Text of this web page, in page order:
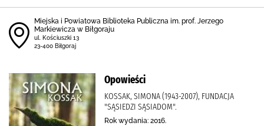
Miejska i Powiatowa Biblioteka Publiczna im. prof. Jerzego
Markiewicza w Biłgoraju
ul. Kościuszki 13
23-400 Biłgoraj
Opowieści
KOSSAK, SIMONA (1943-2007), FUNDACJA
"SĄSIEDZI SĄSIADOM".
Rok wydania: 2016.